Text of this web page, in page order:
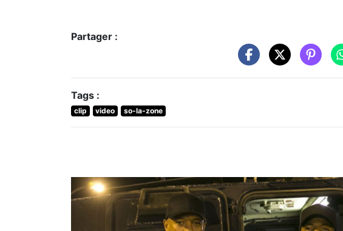
Partager :
Tags :
clip video so-la-zone